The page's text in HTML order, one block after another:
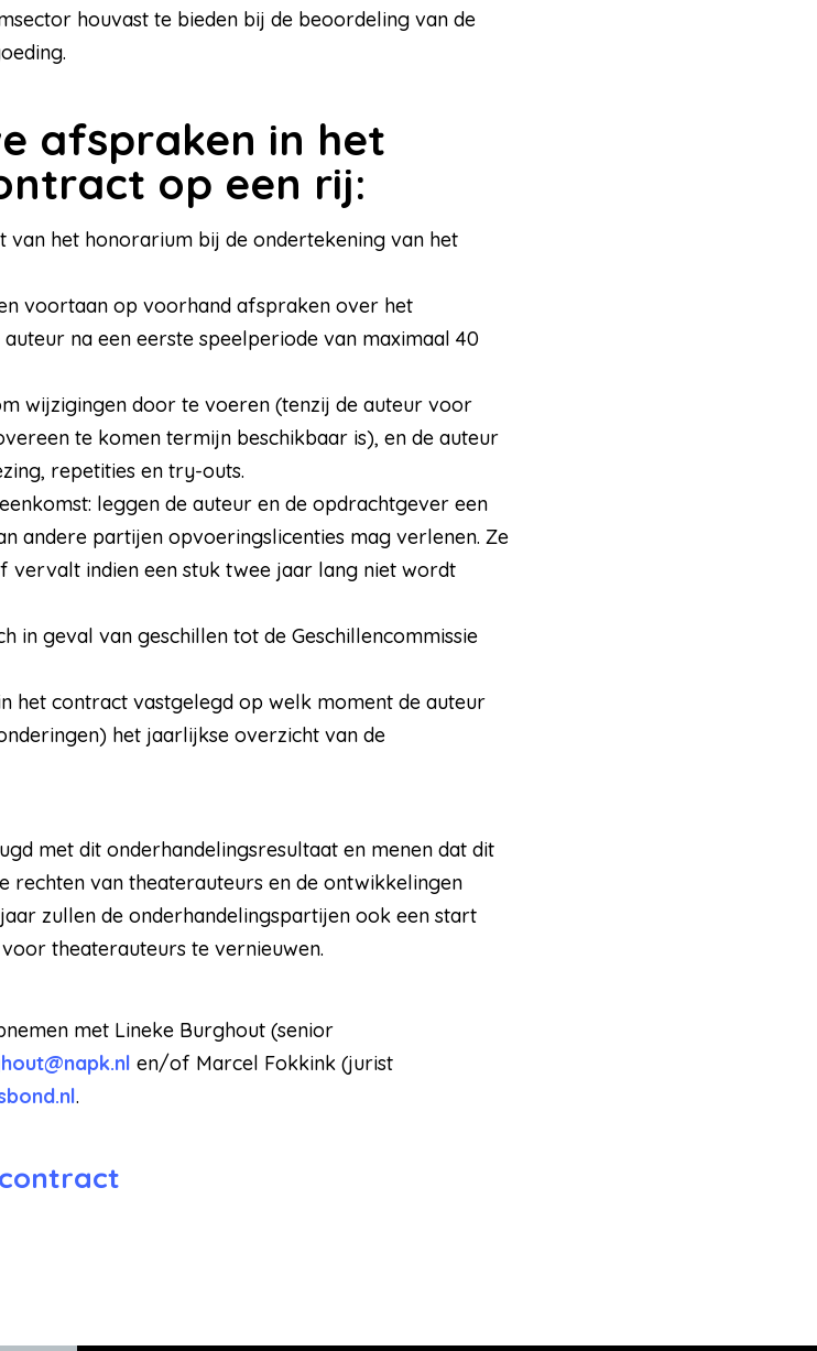
houvast te bieden bij de beoordeling van de
afspraken in het
op een rij:
het honorarium bij de ondertekening van het
voortaan op voorhand afspraken over het
na een eerste speelperiode van maximaal 40
wijzigingen door te voeren (tenzij de auteur voor
te komen termijn beschikbaar is), en de auteur
repetities en try-outs.
leggen de auteur en de opdrachtgever een
andere partijen opvoeringslicenties mag verlenen. Ze
vervalt indien een stuk twee jaar lang niet wordt
in geval van geschillen tot de Geschillencommissie
het contract vastgelegd op welk moment de auteur
het jaarlijkse overzicht van de
met dit onderhandelingsresultaat en menen dat dit
rechten van theaterauteurs en de ontwikkelingen
zullen de onderhandelingspartijen ook een start
theaterauteurs te vernieuwen.
met Lineke Burghout (senior
en/of Marcel Fokkink (jurist
.